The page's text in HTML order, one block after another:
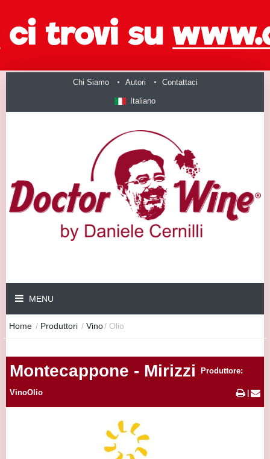
Chi Siamo Autori Contattaci
Italiano
MENU
Home / Produttori / Vino/ Olio
Montecappone - Mirizzi Produttore:
VinoOlio |